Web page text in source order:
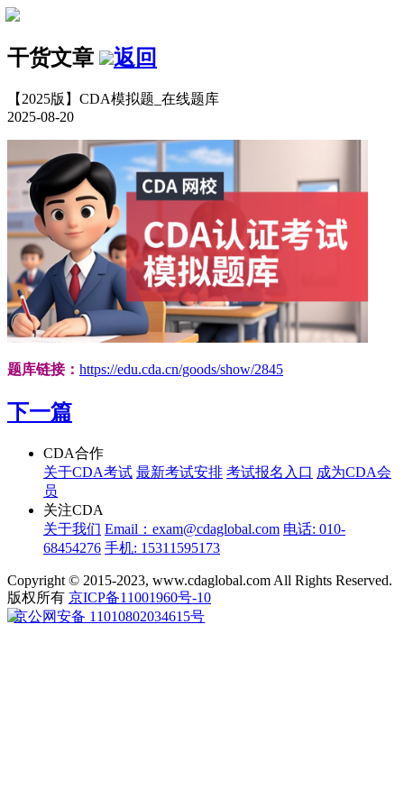
干货文章 返回
【2025版】CDA模拟题_在线题库
2025-08-20
题库链接： https://edu.cda.cn/goods/show/2845
下一篇
CDA合作
关于CDA考试 最新考试安排 考试报名入口 成为CDA会
员
关注CDA
关于我们 Email：exam@cdaglobal.com 电话: 010-
68454276 手机: 15311595173
Copyright © 2015-2023, www.cdaglobal.com All Rights Reserved.
版权所有 京ICP备11001960号-10
京公网安备 11010802034615号